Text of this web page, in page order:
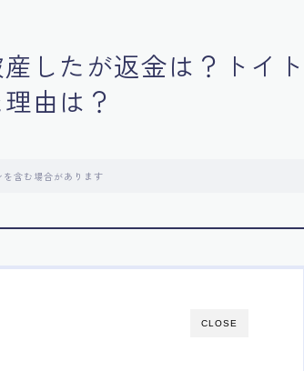
したが返金は？トイト
由は？
含む場合があります
CLOSE